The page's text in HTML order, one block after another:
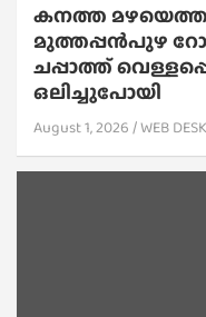
കനത്ത
മുത്തപ്പൻപുഴ
ചപ്പാത്ത്
ഒലിച്ചുപോയി
August 1, 2026 WEB DESK